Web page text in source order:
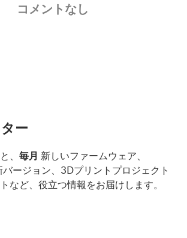
コメントなし
ー
、 毎月 新しいファームウェア、
ージョン、3Dプリントプロジェクト
など、役立つ情報をお届けします。